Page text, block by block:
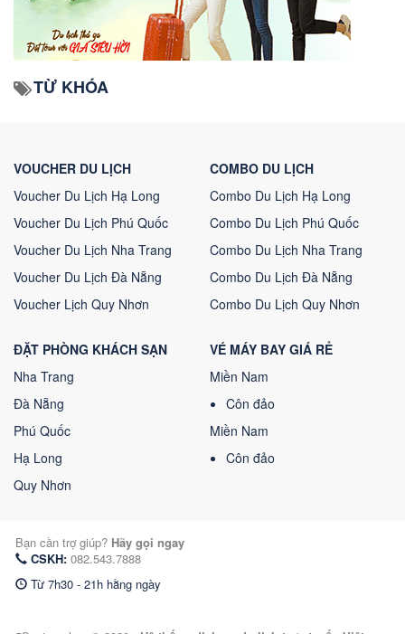
TỪ KHÓA
VOUCHER DU LỊCH
Voucher Du Lịch Hạ Long
Voucher Du Lịch Phú Quốc
Voucher Du Lịch Nha Trang
Voucher Du Lịch Đà Nẵng
Voucher Lịch Quy Nhơn
COMBO DU LỊCH
Combo Du Lịch Hạ Long
Combo Du Lịch Phú Quốc
Combo Du Lịch Nha Trang
Combo Du Lịch Đà Nẵng
Combo Du Lịch Quy Nhơn
ĐẶT PHÒNG KHÁCH SẠN
Nha Trang
Đà Nẵng
Phú Quốc
Hạ Long
Quy Nhơn
VÉ MÁY BAY GIÁ RẺ
Miền Nam
Côn đảo
Miền Nam
Côn đảo
Bạn cần trợ giúp? Hãy gọi ngay
CSKH: 082.543.7888
Từ 7h30 - 21h hằng ngày